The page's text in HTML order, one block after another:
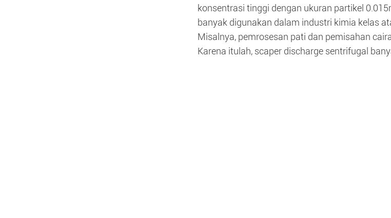
konsentrasi tinggi dengan ukuran partikel
banyak digunakan dalam industri kimia kelas
Misalnya, pemrosesan pati dan pemisahan
Karena itulah, scaper discharge sentrifugal